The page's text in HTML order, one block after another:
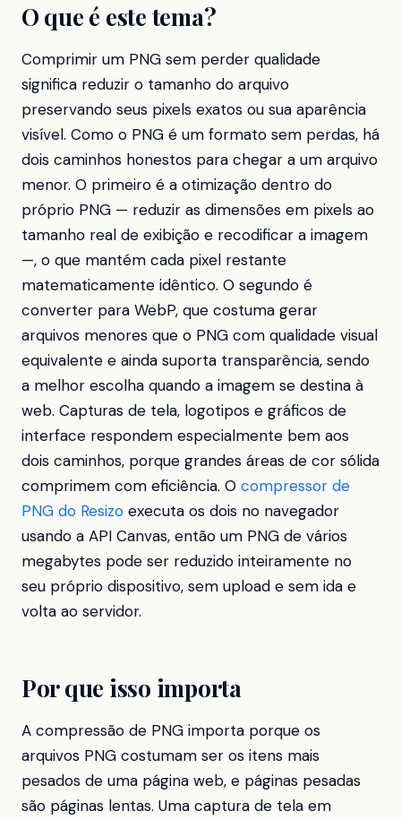
O que é este tema?
Comprimir um PNG sem perder qualidade
significa reduzir o tamanho do arquivo
preservando seus pixels exatos ou sua aparência
visível. Como o PNG é um formato sem perdas, há
dois caminhos honestos para chegar a um arquivo
menor. O primeiro é a otimização dentro do
próprio PNG — reduzir as dimensões em pixels ao
tamanho real de exibição e recodificar a imagem
—, o que mantém cada pixel restante
matematicamente idêntico. O segundo é
converter para WebP, que costuma gerar
arquivos menores que o PNG com qualidade visual
equivalente e ainda suporta transparência, sendo
a melhor escolha quando a imagem se destina à
web. Capturas de tela, logotipos e gráficos de
interface respondem especialmente bem aos
dois caminhos, porque grandes áreas de cor sólida
comprimem com eficiência. O compressor de
PNG do Resizo executa os dois no navegador
usando a API Canvas, então um PNG de vários
megabytes pode ser reduzido inteiramente no
seu próprio dispositivo, sem upload e sem ida e
volta ao servidor.
Por que isso importa
A compressão de PNG importa porque os
arquivos PNG costumam ser os itens mais
pesados de uma página web, e páginas pesadas
são páginas lentas. Uma captura de tela em